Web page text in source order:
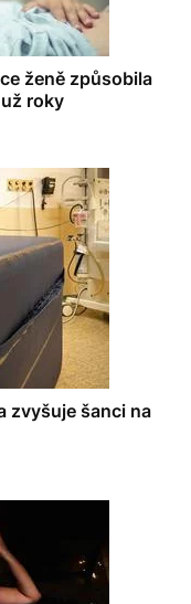
ženě způsobila
roky
zvyšuje šanci na